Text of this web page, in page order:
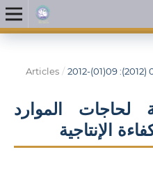
/
Articles
لحاجات الموارد
الإنتاجية